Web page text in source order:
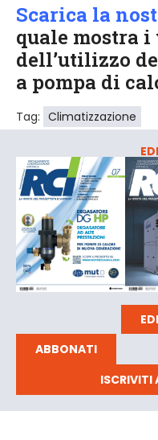
Scarica la
quale mostra
dell’utilizzo
a pompa di
Tag: Climatizzazione
ABBONATI
ISCRIVITI